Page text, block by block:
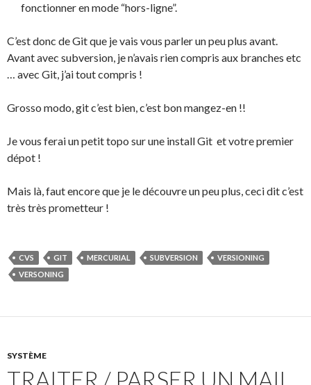
fonctionner en mode “hors-ligne”.
C’est donc de Git que je vais vous parler un peu plus avant.
Avant avec subversion, je n’avais rien compris aux branches etc
… avec Git, j’ai tout compris !
Grosso modo, git c’est bien, c’est bon mangez-en !!
Je vous ferai un petit topo sur une install Git et votre premier
dépot !
Mais là, faut encore que je le découvre un peu plus, ceci dit c’est
très très prometteur !
CVS GIT MERCURIAL SUBVERSION
VERSIONING
VERSONING
SYSTÈME